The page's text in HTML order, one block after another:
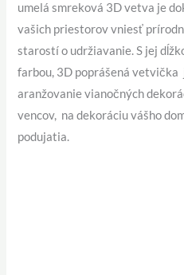
umelá smreková 3D vetva je
vašich priestorov vniesť
starostí o udržiavanie. S jej
farbou, 3D poprášená vetvička
aranžovanie vianočných
vencov, na dekoráciu vášho
podujatia.